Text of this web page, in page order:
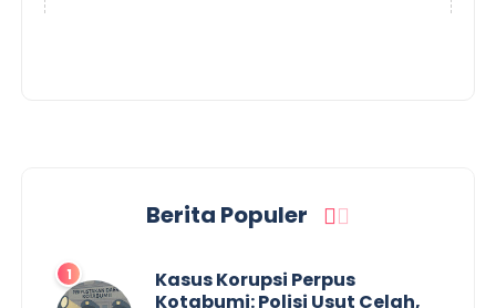
Berita Populer
Kasus Korupsi Perpus
Kotabumi: Polisi Usut Celah,